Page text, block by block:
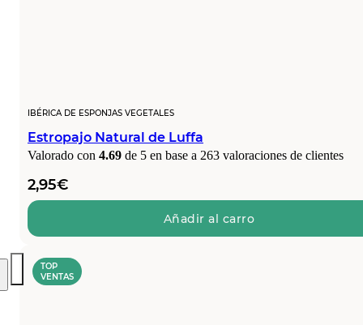
IBÉRICA DE ESPONJAS VEGETALES
Estropajo Natural de Luffa
Valorado con 4.69 de 5 en base a 263 valoraciones de clientes
2,95€
Añadir al carro
TOP
VENTAS